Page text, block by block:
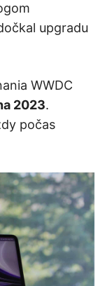
upgradu
WWDC
2023.
počas